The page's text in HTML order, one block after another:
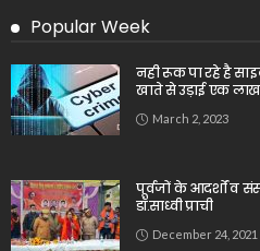
Popular Week
नही रूक पा रहे है
खाते से उड़ाई एक
March 2, 2023
पूर्वजों के आदर्शों व
डॉ.साध्वी प्राची
December 24, 2021